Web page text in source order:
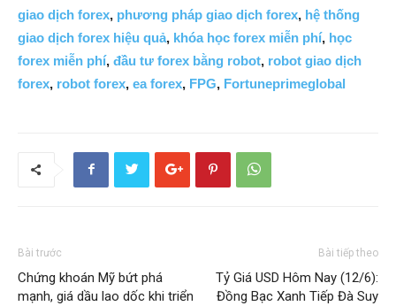
giao dịch forex, phương pháp giao dịch forex, hệ thống
giao dịch forex hiệu quả, khóa học forex miễn phí, học
forex miễn phí, đầu tư forex bằng robot, robot giao dịch
forex, robot forex, ea forex, FPG, Fortuneprimeglobal
Bài trước
Chứng khoán Mỹ bứt phá
mạnh, giá dầu lao dốc khi triển
Bài tiếp theo
Tỷ Giá USD Hôm Nay (12/6):
Đồng Bạc Xanh Tiếp Đà Suy